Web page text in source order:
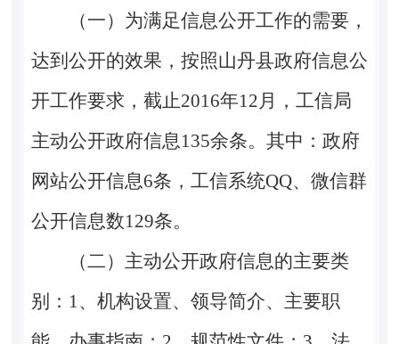
（一）为满足信息公开工作的需要，
达到公开的效果，按照山丹县政府信息公
开工作要求，截止2016年12 月，工信局
主动公开政府信息135余条。其中：政府
网站公开信息6条，工信系统QQ、微信群
公开信息数129条。
（二）主动公开政府信息的主要类
别： 1 、机构设置、领导简介、主要职